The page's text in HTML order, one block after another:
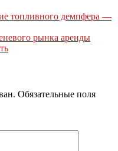
топливного демпфера —
рынка аренды
Обязательные поля